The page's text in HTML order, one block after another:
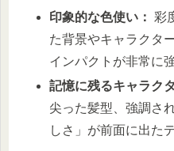
印象的な色使い： 彩
た背景やキャラクタ
インパクトが非常に
記憶に残るキャラク
尖った髪型、強調さ
しさ」が前面に出た